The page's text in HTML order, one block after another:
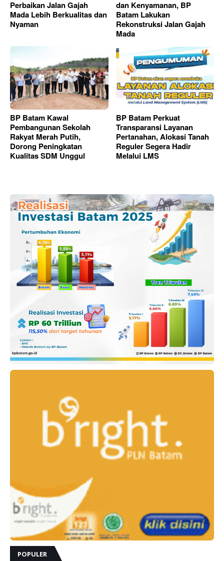
Perbaikan Jalan Gajah
Mada Lebih Berkualitas dan
Nyaman
dan Kenyamanan, BP
Batam Lakukan
Rekonstruksi Jalan Gajah
Mada
BP Batam Kawal
Pembangunan Sekolah
Rakyat Merah Putih,
Dorong Peningkatan
Kualitas SDM Unggul
BP Batam Perkuat
Transparansi Layanan
Pertanahan, Alokasi Tanah
Reguler Segera Hadir
Melalui LMS
POPULER